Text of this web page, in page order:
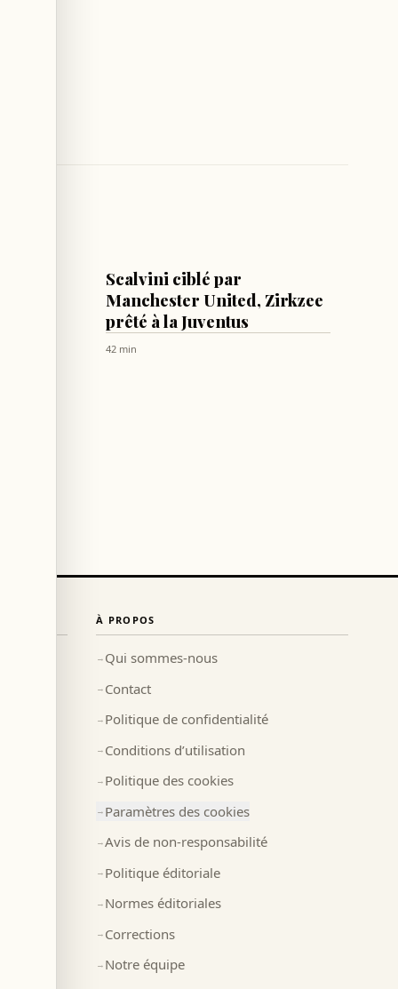
FOOTBALL
Scalvini ciblé par
Manchester United, Zirkzee
prêté à la Juventus
42 min
À PROPOS
→ Qui sommes-nous
→ Contact
→ Politique de confidentialité
→ Conditions d’utilisation
→ Politique des cookies
→ Paramètres des cookies
→Avis de non-responsabilité
→ Politique éditoriale
→ Normes éditoriales
→ Corrections
→ Notre équipe